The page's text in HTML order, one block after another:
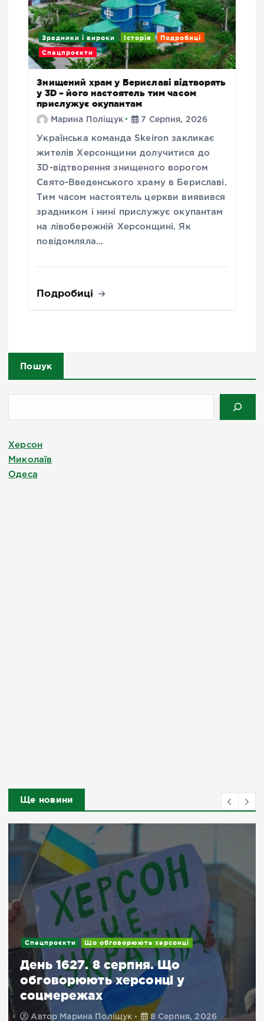
Зрадники і вироки Історія Подробиці
Спецпроєкти
Знищений храм у Бериславі відтворять
у 3D – його настоятель тим часом
прислужує окупантам
Марина Поліщук 7 Серпня, 2026
Українська команда Skeiron закликає
жителів Херсонщини долучитися до
3D-відтворення знищеного ворогом
Свято-Введенського храму в Бериславі.
Тим часом настоятель церкви виявився
зрадником і нині прислужує окупантам
на лівобережній Херсонщині. Як
повідомляла…
Подробиці
Пошук
Херсон
Миколаїв
Одеса
Ще новини
Новини Подробиці
Евакуація з Херсонщини:
доступні місця для тимчасового
проживання в Миколаєві й
Кривому Розі
Автор Марина Поліщук 8 Серпня, 2026